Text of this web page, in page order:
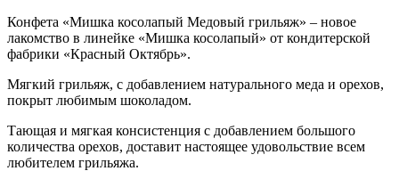
Конфета «Мишка косолапый Медовый грильяж» – новое
лакомство в линейке «Мишка косолапый» от кондитерской
фабрики «Красный Октябрь».
Мягкий грильяж, с добавлением натурального меда и орехов,
покрыт любимым шоколадом.
Тающая и мягкая консистенция с добавлением большого
количества орехов, доставит настоящее удовольствие всем
любителем грильяжа.